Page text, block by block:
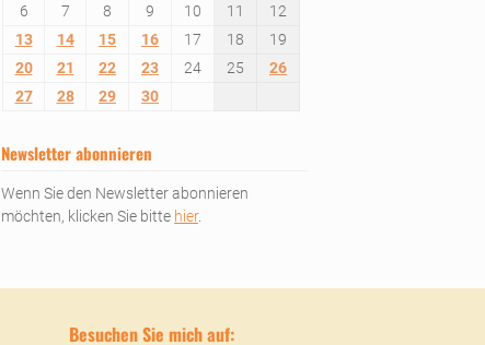
6
7 8 9 10 11
12
13
14 15 16 17 18
19
20
21 22 23 24 25
26
27
28 29 30
Newsletter abonnieren
Wenn Sie den Newsletter abonnieren
möchten, klicken Sie bitte hier.
Besuchen Sie mich auf: